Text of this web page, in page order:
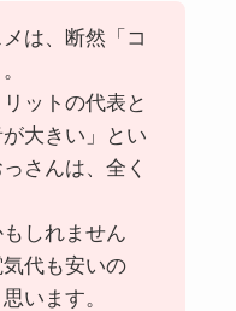
は、断然「コ
ットの代表と
大きい」とい
さんは、全く
しれません
代も安いの
います。